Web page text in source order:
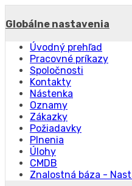
Globálne nastavenia
Úvodný prehľad
Pracovné príkazy
Spoločnosti
Kontakty
Nástenka
Oznamy
Zákazky
Požiadavky
Plnenia
Úlohy
CMDB
Znalostná báza -